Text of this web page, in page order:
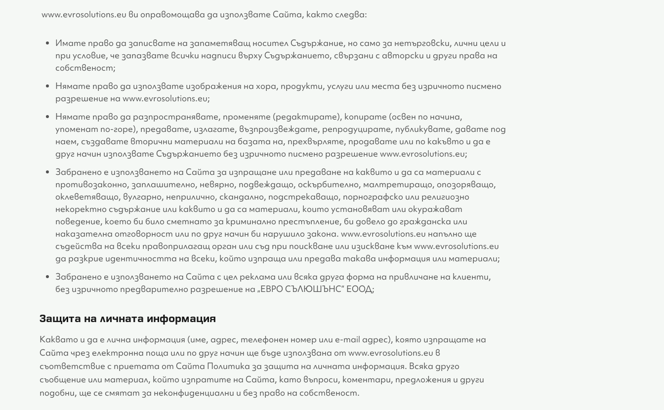
www.evrosolutions.eu ви оправомощава да използвате Сайта, както следва:
Имате право да записвате на запаметяващ носител Съдържание, но само за нетърговски, лични цели и
при условие, че запазвате всички надписи върху Съдържанието, свързани с авторски и други права на
собственост;
Нямате право да използвате изображения на хора, продукти, услуги или места без изричното писмено
разрешение на www.evrosolutions.eu;
Нямате право да разпространявате, променяте (редактирате), копирате (освен по начина,
упоменат по-горе), предавате, излагате, възпроизвеждате, репродуцирате, публикувате, давате под
наем, създавате вторични материали на базата на, прехвърляте, продавате или по какъвто и да е
друг начин използвате Съдържанието без изричното писмено разрешение www.evrosolutions.eu;
Забранено е използването на Сайта за изпращане или предаване на каквито и да са материали с
противозаконно, заплашително, невярно, подвеждащо, оскърбително, малтретиращо, опозоряващо,
оклеветяващо, вулгарно, неприлично, скандално, подстрекаващо, порнографско или религиозно
некоректно съдържание или каквито и да са материали, които установяват или окуражават
поведение, което би било сметнато за криминално престъпление, би довело до гражданска или
наказателна отговорност или по друг начин би нарушило закона. www.evrosolutions.eu напълно ще
съдейства на всеки правоприлагащ орган или съд при поискване или изискване към www.evrosolutions.eu
да разкрие идентичността на всеки, който изпраща или предава такава информация или материали;
Забранено е използването на Сайта с цел реклама или всяка друга форма на привличане на клиенти,
без изричното предварително разрешение на „ЕВРО СЪЛЮШЪНС“ ЕООД;
Защита на личната информация
Каквато и да е лична информация (име, адрес, телефонен номер или e-mail адрес), която изпращате на
Сайта чрез електронна поща или по друг начин ще бъде използвана от www.evrosolutions.eu в
съответствие с приетата от Сайта Политика за защита на личната информация. Всяка друго
съобщение или материал, който изпратите на Сайта, като въпроси, коментари, предложения и други
подобни, ще се смятат за неконфиденциални и без право на собственост.